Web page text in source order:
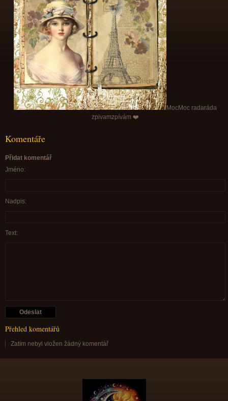
MocMoc radaráda
zpivamzpívám ❤️
Komentáře
Přidat komentář
Jméno:
Nadpis:
Text:
Přehled komentářů
Zatím nebyl vložen žádný komentář